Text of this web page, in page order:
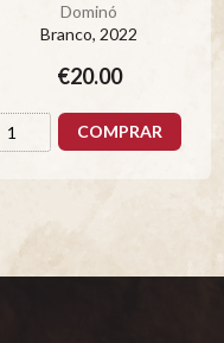
Dominó
Branco, 2022
€20.00
COMPRAR